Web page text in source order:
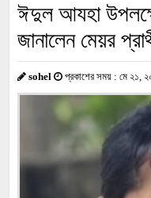
ঈদুল আযহা
জানালেন মেয়র
sohel প্রকাশের সময় : মে ২১,